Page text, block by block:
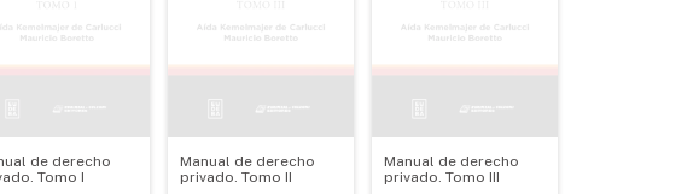
de derecho
Tomo I
Manual de derecho
privado. Tomo II
Manual de derecho
privado. Tomo III